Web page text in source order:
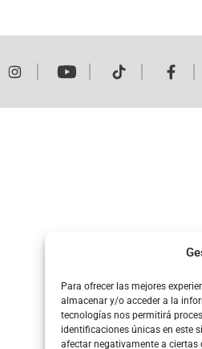
Para ofrecer las mejores
almacenar y/o acceder a la
tecnologías nos permitirá
identificaciones únicas en este
afectar negativamente a ciertas